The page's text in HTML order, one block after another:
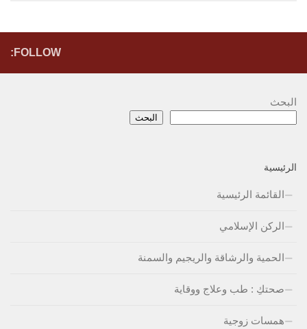
FOLLOW:
البحث
البحث
الرئيسية
القائمة الرئيسية
الركن الإسلامي
الحمية والرشاقة والريجيم والسمنة
صحتكِ : طب وعلاج ووقاية
همسات زوجية